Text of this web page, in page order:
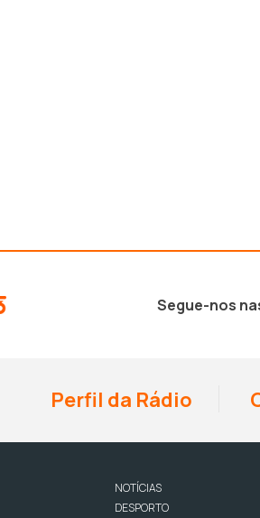
Segue-nos
Perfil da Rádio
NOTÍCIAS
DESPORTO